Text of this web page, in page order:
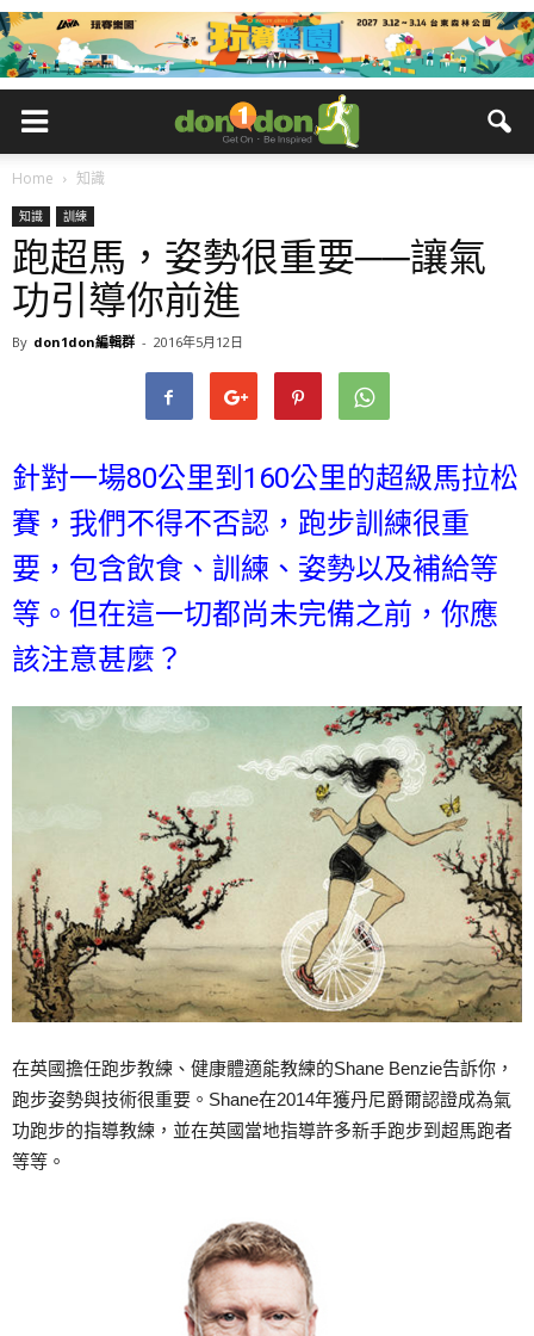
Home 知識
知識 訓練
跑超馬，姿勢很重要──讓氣
功引導你前進
By don1don編輯群 - 2016年5月12日
針對一場80公里到160公里的超級馬拉松
賽，我們不得不否認，跑步訓練很重
要，包含飲食、訓練、姿勢以及補給等
等。但在這一切都尚未完備之前，你應
該注意甚麼？
在英國擔任跑步教練、健康體適能教練的Shane Benzie告訴你，
跑步姿勢與技術很重要。Shane在2014年獲丹尼爵爾認證成為氣
功跑步的指導教練，並在英國當地指導許多新手跑步到超馬跑者
等等。